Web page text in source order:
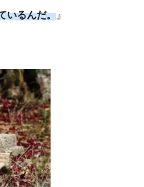
いるんだ。』